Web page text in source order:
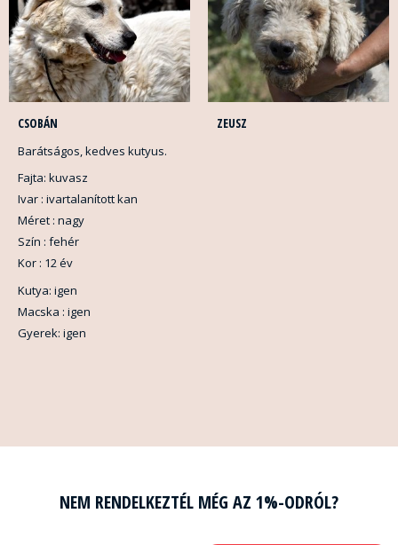
CSOBÁN
Barátságos, kedves kutyus.
Fajta: kuvasz
Ivar : ivartalanított kan
Méret : nagy
Szín : fehér
Kor : 12 év
Kutya: igen
Macska : igen
Gyerek: igen
ZEUSZ
NEM RENDELKEZTÉL MÉG AZ 1%-ODRÓL?